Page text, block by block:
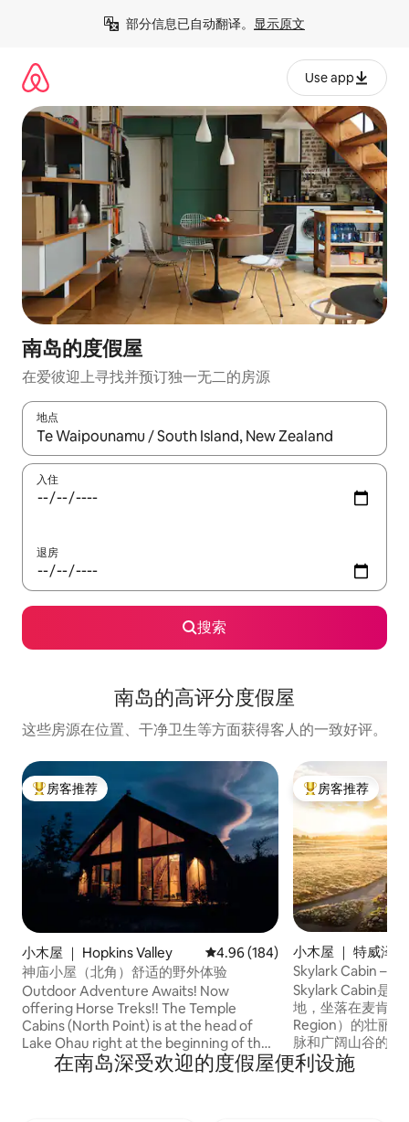
部分信息已自动翻译。 显示原文
Use app
南岛的度假屋
在爱彼迎上寻找并预订独一无二的房源
地点
如有搜索结果，请使用上下方向键查看，或通过点击或滑动手势
入住
退房
搜索
南岛的高评分度假屋
这些房源在位置、干净卫生等方面获得客人的一致好评。
热门「房客推荐」
房客推荐
小木屋 ｜ Hopkins Valley 平均评分 4.96 分（满分 5 分），
4.96 (184)
神庙小屋（北角）舒适的野外体验
Outdoor Adventure Awaits! Now
offering Horse Treks!! The Temple
Cabins (North Point) is at the head of
Lake Ohau right at the beginning of the
Hopkins Valley. It's a very special part of
the NZ Alps. This cabin features a
热门「房客推荐」
房客推荐
小木屋 ｜ 特威泽
Skylark Cabin –
水浴缸
Skylark Cabin是
地，坐落在麦肯
Region）的壮丽
脉和广阔山谷的崎
仅仅是一个舒适的
见证星空之夜的迷
在南岛深受欢迎的度假屋便利设施